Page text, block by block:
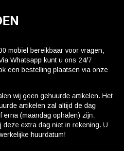
mobiel bereikbaar voor vragen,
Whatsapp kunt u ons 24/7
een bestelling plaatsen via onze
wij geen gehuurde artikelen. Het
artikelen zal altijd de dag
erna (maandag ophalen) zijn.
deze extra dag niet in rekening. U
huurdatum!